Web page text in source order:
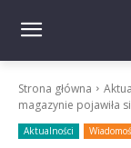
Strona główna
magazynie pojawiła
Aktualności